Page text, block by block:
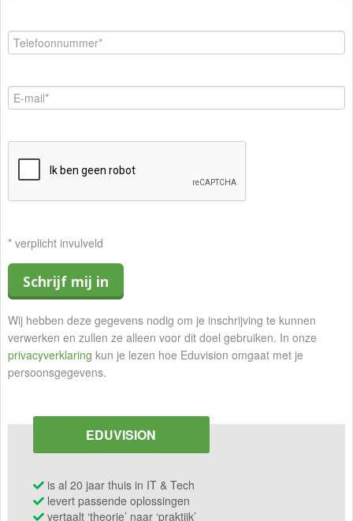
* verplicht invulveld
Schrijf mij in
Wij hebben deze gegevens nodig om je inschrijving te kunnen
verwerken en zullen ze alleen voor dit doel gebruiken. In onze
privacyverklaring kun je lezen hoe Eduvision omgaat met je
persoonsgegevens.
EDUVISION
is al 20 jaar thuis in IT & Tech
levert passende oplossingen
vertaalt ‘theorie’ naar ‘praktijk’